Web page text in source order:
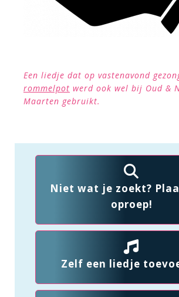
Een liedje dat op vastenavond
rommelpot werd ook wel bij Oud &
Maarten gebruikt.
Niet wat je zoekt?
oproep!
Zelf een liedje